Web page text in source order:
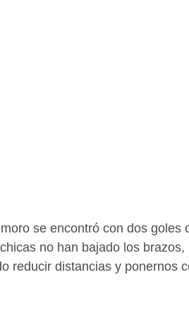
se encontró con dos goles
no han bajado los
reducir distancias y ponernos